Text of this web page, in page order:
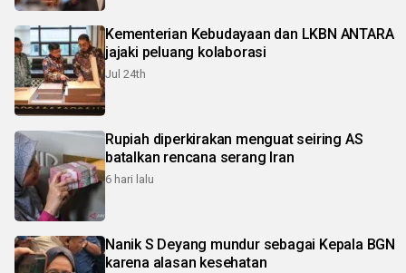
Kementerian Kebudayaan dan LKBN ANTARA
jajaki peluang kolaborasi
Jul 24th
Rupiah diperkirakan menguat seiring AS
batalkan rencana serang Iran
6 hari lalu
Nanik S Deyang mundur sebagai Kepala BGN
karena alasan kesehatan